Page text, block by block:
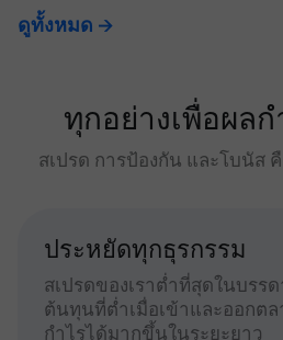
ดูทั้งหมด
ทุกอย่างเพื่อผล
สเปรด การป้องกัน และโบนัส
ประหยัดทุกธุรกรรม
สเปรดของเราต่ำที่สุดในบรร
ต้นทุนที่ต่ำเมื่อเข้าและออกต
กำไรได้มากขึ้นในระยะยาว